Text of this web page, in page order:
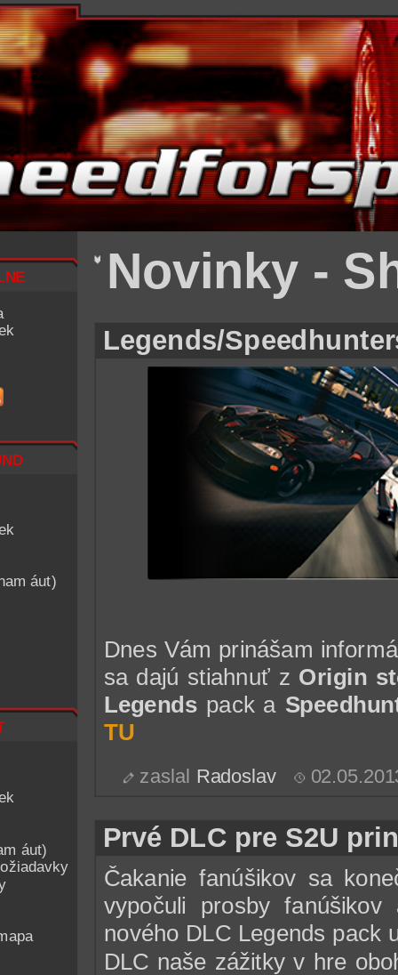
áut)
áut)
Novinky -
Legends/
Dnes Vám prinášam
sa dajú stiahnuť z Origin
Legends pack a
TU
zaslal Radoslav
Prvé DLC pre S2U
Čakanie fanúšikov sa
vypočuli prosby fanúšikov
nového DLC Legends pack
DLC naše zážitky v hre